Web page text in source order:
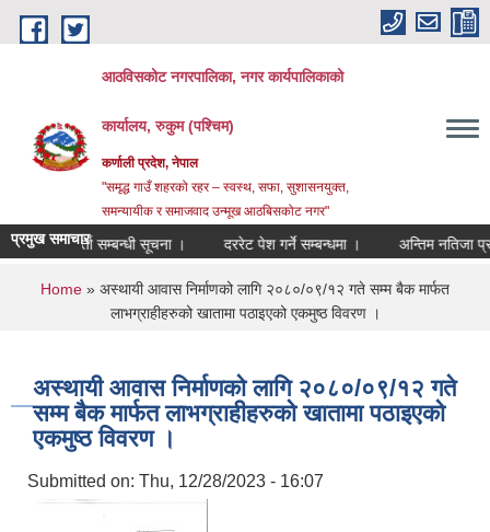
Skip to main content
आठविसकोट नगरपालिका, नगर कार्यपालिकाको
कार्यालय, रुकुम (पश्चिम)
कर्णाली प्रदेश, नेपाल
"समृद्ध गाउँ शहरको रहर – स्वस्थ, सफा, सुशासनयुक्त,
समन्यायीक र समाजवाद उन्मूख आठबिसकोट नगर"
प्रमुख समाचारसम्बन्धी सूचना । दररेट पेश गर्ने सम्बन्धमा । अन्तिम नतिजा प्रकाशन
You are here
Home » अस्थायी आवास निर्माणको लागि २०८०/०९/१२ गते सम्म बैक मार्फत
लाभग्राहीहरुको खातामा पठाइएको एकमुष्ठ विवरण ।
अस्थायी आवास निर्माणको लागि २०८०/०९/१२ गते
सम्म बैक मार्फत लाभग्राहीहरुको खातामा पठाइएको
एकमुष्ठ विवरण ।
Submitted on: Thu, 12/28/2023 - 16:07